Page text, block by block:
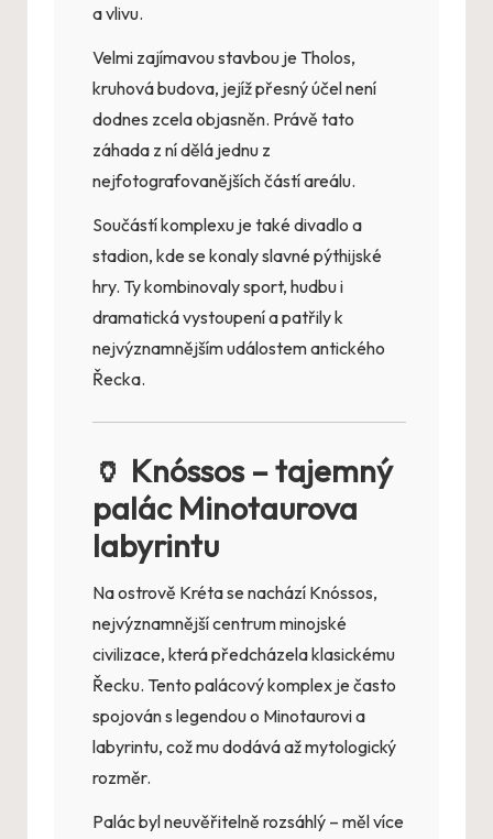
a vlivu.
Velmi zajímavou stavbou je Tholos,
kruhová budova, jejíž přesný účel není
dodnes zcela objasněn. Právě tato
záhada z ní dělá jednu z
nejfotografovanějších částí areálu.
Součástí komplexu je také divadlo a
stadion, kde se konaly slavné pýthijské
hry. Ty kombinovaly sport, hudbu i
dramatická vystoupení a patřily k
nejvýznamnějším událostem antického
Řecka.
🏺 Knóssos – tajemný
palác Minotaurova
labyrintu
Na ostrově Kréta se nachází Knóssos,
nejvýznamnější centrum minojské
civilizace, která předcházela klasickému
Řecku. Tento palácový komplex je často
spojován s legendou o Minotaurovi a
labyrintu, což mu dodává až mytologický
rozměr.
Palác byl neuvěřitelně rozsáhlý – měl více